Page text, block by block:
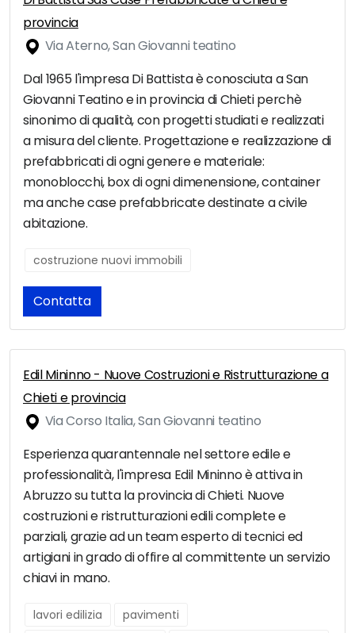
provincia
Via Aterno, San Giovanni teatino
Dal 1965 l'impresa Di Battista è conosciuta a San
Giovanni Teatino e in provincia di Chieti perchè
sinonimo di qualità, con progetti studiati e realizzati
a misura del cliente. Progettazione e realizzazione di
prefabbricati di ogni genere e materiale:
monoblocchi, box di ogni dimenensione, container
ma anche case prefabbricate destinate a civile
abitazione.
costruzione nuovi immobili
Contatta
Edil Mininno - Nuove Costruzioni e Ristrutturazione a
Chieti e provincia
Via Corso Italia, San Giovanni teatino
Esperienza quarantennale nel settore edile e
professionalità, l'impresa Edil Mininno è attiva in
Abruzzo su tutta la provincia di Chieti. Nuove
costruzioni e ristrutturazioni edili complete e
parziali, grazie ad un team esperto di tecnici ed
artigiani in grado di offire al committente un servizio
chiavi in mano.
lavori edilizia
pavimenti